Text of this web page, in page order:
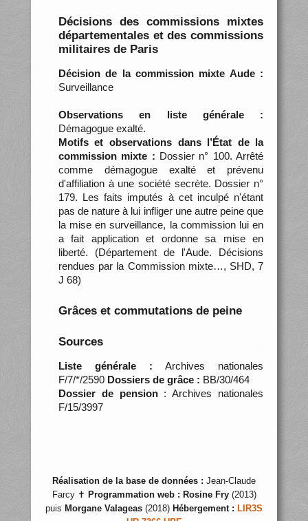
Décisions des commissions mixtes
départementales et des commissions
militaires de Paris
Décision de la commission mixte Aude :
Surveillance
Observations en liste générale :
Démagogue exalté.
Motifs et observations dans l’État de la
commission mixte : Dossier n° 100. Arrêté
comme démagogue exalté et prévenu
d'affiliation à une société secrète. Dossier n°
179. Les faits imputés à cet inculpé n'étant
pas de nature à lui infliger une autre peine que
la mise en surveillance, la commission lui en
a fait application et ordonne sa mise en
liberté. (Département de l'Aude. Décisions
rendues par la Commission mixte…, SHD, 7
J 68)
Grâces et commutations de peine
Sources
Liste générale : Archives nationales
F/7/*/2590 Dossiers de grâce : BB/30/464
Dossier de pension: Archives nationales
F/15/3997
Réalisation de la base de données : Jean-Claude
Farcy ✝ Programmation web : Rosine Fry(2013)
puis Morgane Valageas (2018) Hébergement : LIR3S